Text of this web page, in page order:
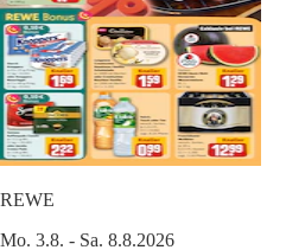
REWE
Mo. 3.8. - Sa. 8.8.2026